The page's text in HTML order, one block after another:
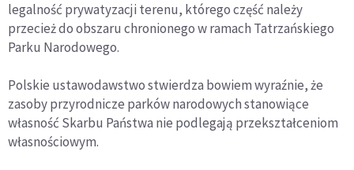
legalność prywatyzacji terenu, którego część należy
przecież do obszaru chronionego w ramach Tatrzańskiego
Parku Narodowego.
Polskie ustawodawstwo stwierdza bowiem wyraźnie, że
zasoby przyrodnicze parków narodowych stanowiące
własność Skarbu Państwa nie podlegają przekształceniom
własnościowym.